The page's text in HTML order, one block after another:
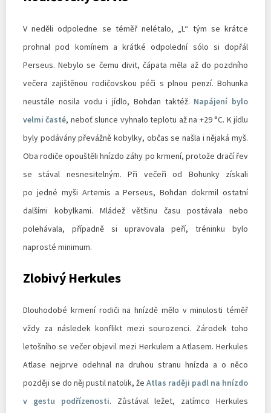
V neděli odpoledne se téměř nelétalo, „L“ tým se krátce
prohnal pod komínem a krátké odpolední sólo si dopřál
Perseus. Nebylo se čemu divit, čápata měla až do pozdního
večera zajištěnou rodičovskou péči s plnou penzí. Bohunka
neustále nosila vodu i jídlo, Bohdan taktéž. Napájení bylo
velmi časté, neboť slunce vyhnalo teplotu až na +29 °C. K jídlu
byly podávány převážně kobylky, občas se našla i nějaká myš.
Oba rodiče opouštěli hnízdo záhy po krmení, protože dračí řev
se stával nesnesitelným. Při večeři od Bohunky získali
po jedné myši Artemis a Perseus, Bohdan dokrmil ostatní
dalšími kobylkami. Mládež většinu času postávala nebo
polehávala, případně si upravovala peří, tréninku bylo
naprosté minimum.
Zlobivý Herkules
Dlouhodobé krmení rodiči na hnízdě mělo v minulosti téměř
vždy za následek konflikt mezi sourozenci. Zárodek toho
letošního se večer objevil mezi Herkulem a Atlasem. Herkules
Atlase nejprve odehnal na druhou stranu hnízda a o něco
později se do něj pustil natolik, že Atlas raději padl na hnízdo
v gestu podřízenosti. Zůstával ležet, zatímco Herkules